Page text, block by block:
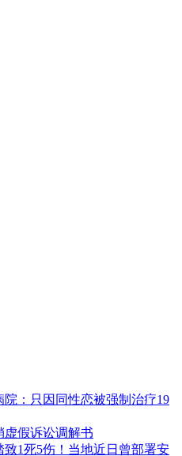
：只因同性恋被强制治疗19
虚假诉讼调解书
1死5伤！当地近日曾部署安